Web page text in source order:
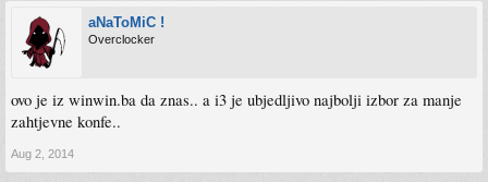
aNaToMiC !
Overclocker
ovo je iz winwin.ba da znas.. a i3 je ubjedljivo najbolji izbor za manje
zahtjevne konfe..
Aug 2, 2014